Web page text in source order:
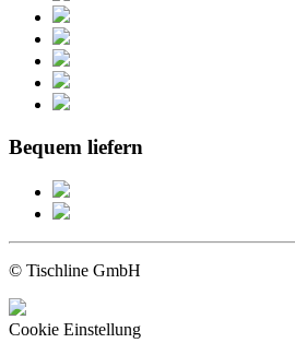
Bequem liefern
© Tischline GmbH
Cookie Einstellung